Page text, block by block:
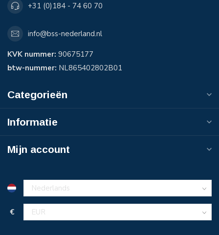
+31 (0)184 - 74 60 70
info@bss-nederland.nl
KVK nummer: 90675177
btw-nummer: NL865402802B01
Categorieën
Informatie
Mijn account
€